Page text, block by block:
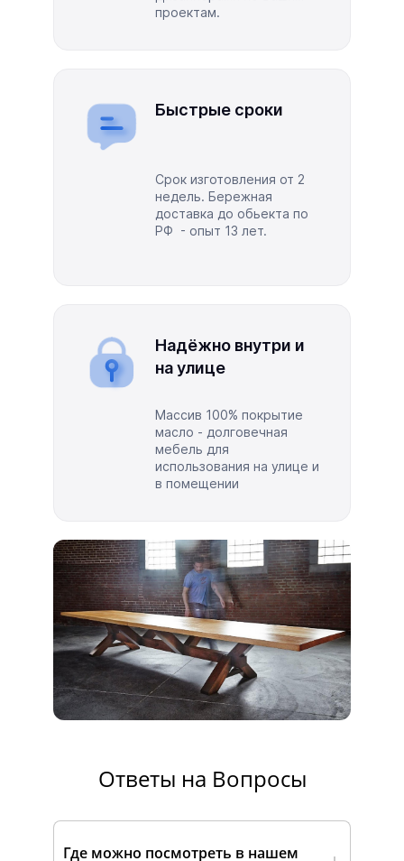
проектам.
Быстрые сроки
Срок изготовления от 2
недель. Бережная
доставка до обьекта по
РФ - опыт 13 лет.
Надёжно внутри и
на улице
Массив 100% покрытие
масло - долговечная
мебель для
использования на улице и
в помещении
Ответы на Вопросы
Где можно посмотреть в нашем